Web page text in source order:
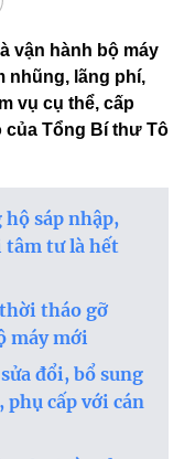
vận hành bộ máy
nhũng, lãng phí,
vụ cụ thể, cấp
của Tổng Bí thư Tô
sáp nhập,
tâm tư là hết
tháo gỡ
máy mới
đổi, bổ sung
cấp với cán